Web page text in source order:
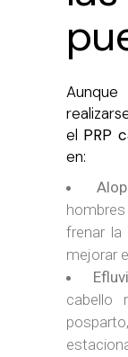
el PRP
en:
frenar la
mejorar
cabello